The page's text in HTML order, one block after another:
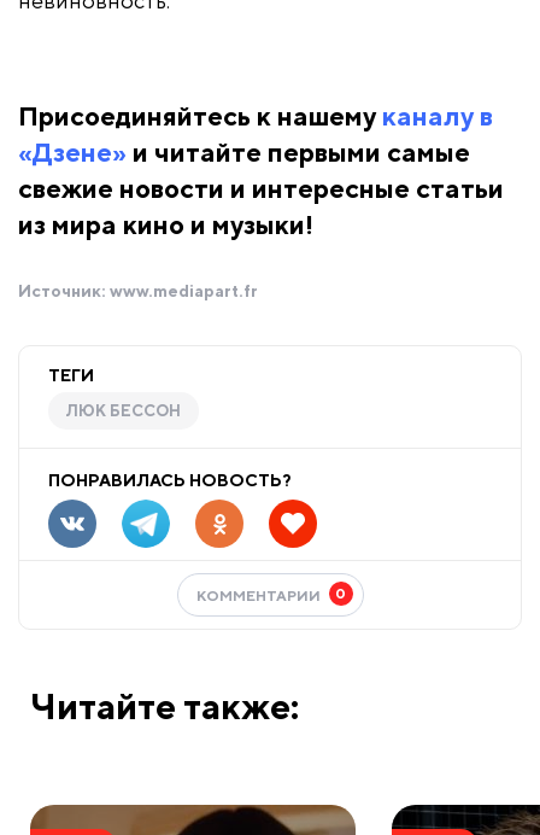
Присоединяйтесь к нашемуканалу в
«Дзене» и читайте первыми самые
свежие новости и интересные статьи
из мира кино и музыки!
Источник: www.mediapart.fr
ТЕГИ
ЛЮК БЕССОН
ПОНРАВИЛАСЬ НОВОСТЬ?
КОММЕНТАРИИ 0
Читайте также: